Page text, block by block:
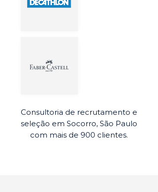
Consultoria de recrutamento e
seleção em Socorro, São Paulo
com mais de 900 clientes.